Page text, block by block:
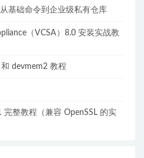
基础命令到企业级私有仓库
（VCSA）8.0 安装实战教
devmem2 教程
整教程（兼容 OpenSSL 的实